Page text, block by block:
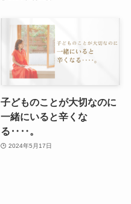
子どものことが大切なのに
一緒にいると辛くな
る‥‥。
2024年5月17日